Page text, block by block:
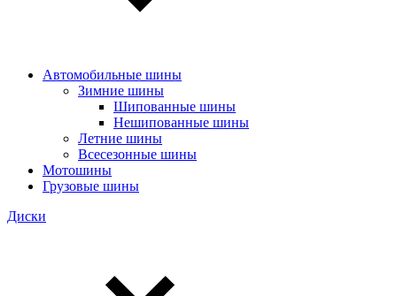
Автомобильные шины
Зимние шины
Шипованные шины
Нешипованные шины
Летние шины
Всесезонные шины
Мотошины
Грузовые шины
Диски